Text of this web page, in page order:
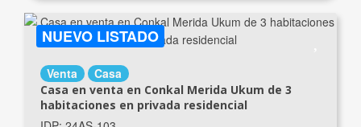
NUEVO LISTADO
Venta Casa
Casa en venta en Conkal Merida Ukum de 3
habitaciones en privada residencial